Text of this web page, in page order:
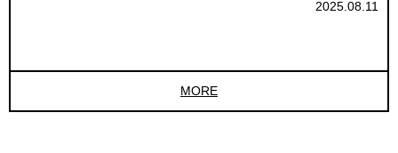
2025.08.11
MORE